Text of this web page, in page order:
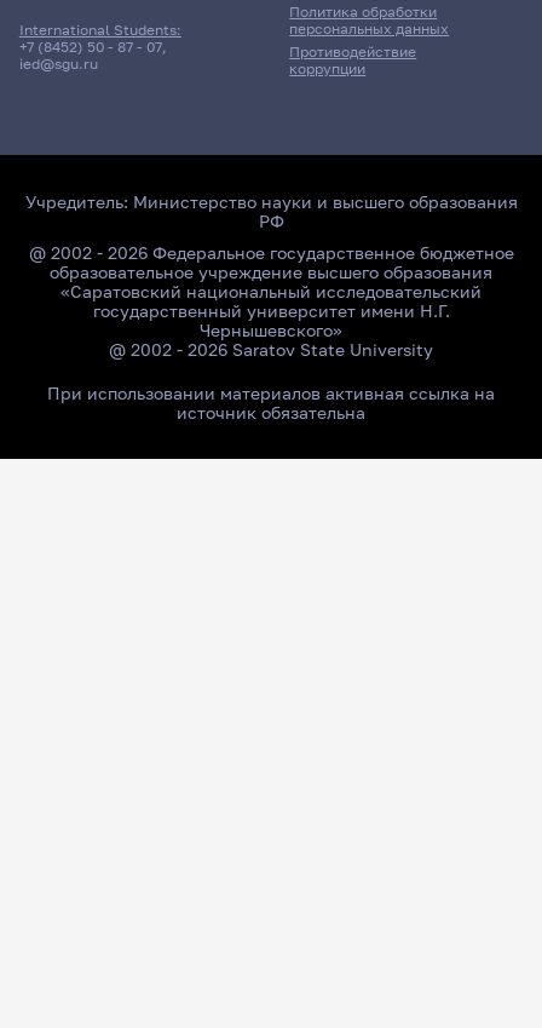
International Students:
+7 (8452) 50 - 87 - 07,
ied@sgu.ru
Политика обработки
персональных данных
Противодействие
коррупции
Учредитель: Министерство науки и высшего образования
РФ
@ 2002 - 2026 Федеральное государственное бюджетное
образовательное учреждение высшего образования
«Саратовский национальный исследовательский
государственный университет имени Н.Г.
Чернышевского»
@ 2002 - 2026 Saratov State University
При использовании материалов активная ссылка на
источник обязательна